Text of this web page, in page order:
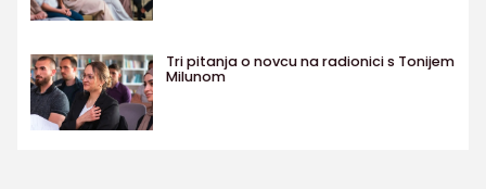
Tri pitanja o novcu na radionici s Tonijem
Milunom